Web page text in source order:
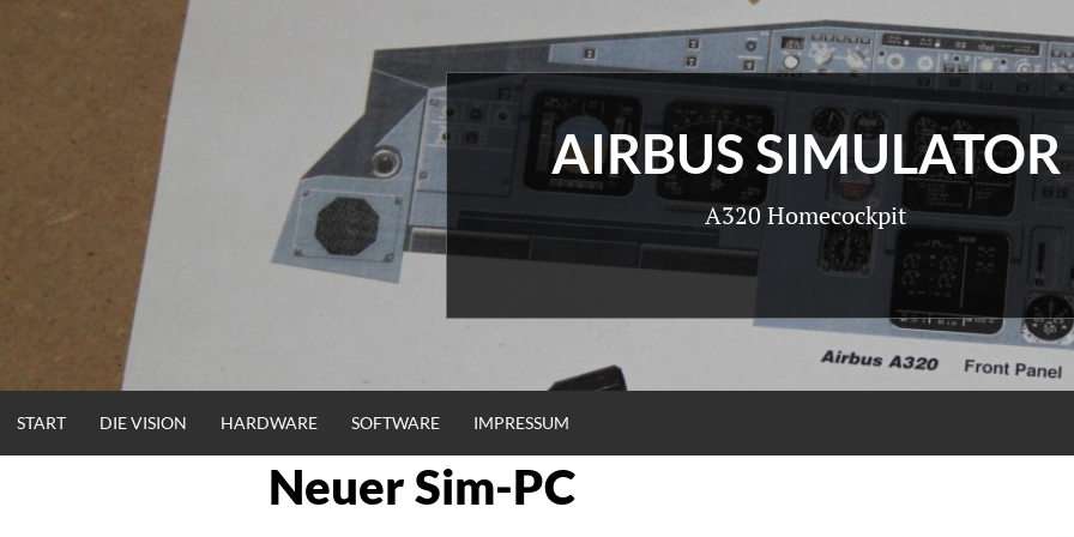
AIRBUS SIMULATOR
A320 Homecockpit
START DIE VISION HARDWARE SOFTWARE IMPRESSUM
Neuer Sim-PC